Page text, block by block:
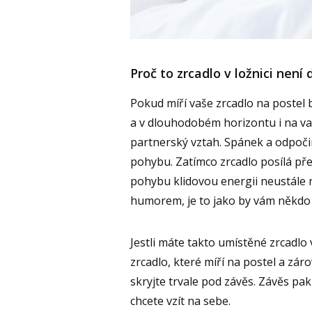
Proč to zrcadlo v ložnici není
Pokud míří vaše zrcadlo na postel
a v dlouhodobém horizontu i na
partnerský vztah. Spánek a
pohybu. Zatímco zrcadlo posílá
pohybu klidovou energii neustále
humorem, je to jako by vám
Jestli máte takto umístěné
zrcadlo, které míří na postel a
skryjte trvale pod závěs. Závěs
chcete vzít na sebe.